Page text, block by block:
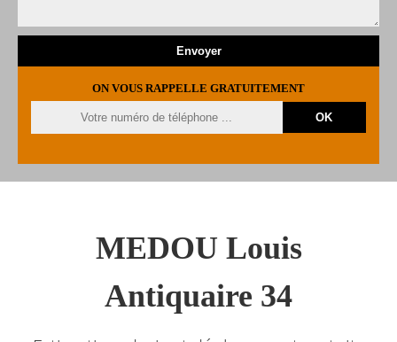
ON VOUS RAPPELLE GRATUITEMENT
MEDOU Louis
Antiquaire 34